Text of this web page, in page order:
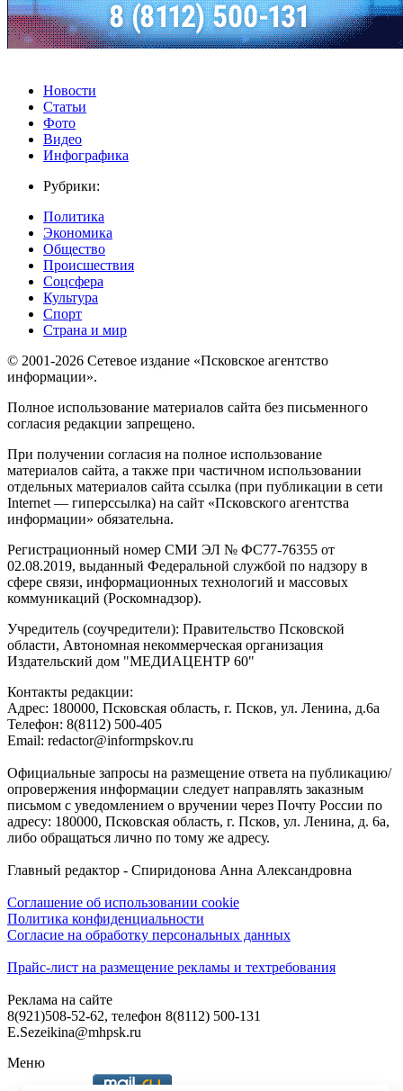
Новости
Статьи
Фото
Видео
Инфографика
Рубрики:
Политика
Экономика
Общество
Происшествия
Соцсфера
Культура
Спорт
Страна и мир
© 2001-2026 Сетевое издание «Псковское агентство
информации».
Полное использование материалов сайта без письменного
согласия редакции запрещено.
При получении согласия на полное использование
материалов сайта, а также при частичном использовании
отдельных материалов сайта ссылка (при публикации в сети
Internet — гиперссылка) на сайт «Псковского агентства
информации» обязательна.
Регистрационный номер СМИ ЭЛ № ФС77-76355 от
02.08.2019, выданный Федеральной службой по надзору в
сфере связи, информационных технологий и массовых
коммуникаций (Роскомнадзор).
Учредитель (соучредители): Правительство Псковской
области, Автономная некоммерческая организация
Издательский дом "МЕДИАЦЕНТР 60"
Контакты редакции:
Адреc: 180000, Псковская область, г. Псков, ул. Ленина, д.6а
Телефон: 8(8112) 500-405
Email: redactor@informpskov.ru
Официальные запросы на размещение ответа на публикацию/
опровержения информации следует направлять заказным
письмом с уведомлением о вручении через Почту России по
адресу: 180000, Псковская область, г. Псков, ул. Ленина, д. 6а,
либо обращаться лично по тому же адресу.
Главный редактор - Спиридонова Анна Александровна
Соглашение об использовании cookie
Политика конфиденциальности
Согласие на обработку персональных данных
Прайс-лист на размещение рекламы и техтребования
Реклама на сайте
8(921)508-52-62, телефон 8(8112) 500-131
E.Sezeikina@mhpsk.ru
Меню